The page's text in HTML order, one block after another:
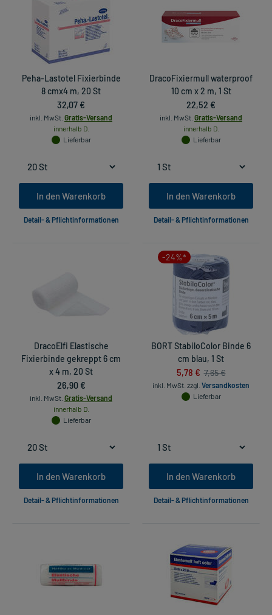
Peha-Lastotel Fixierbinde
8 cmx4 m, 20 St
32,07 €
inkl. MwSt. Gratis-Versand
innerhalb D.
Lieferbar
In den Warenkorb
Detail- & Pflichtinformationen
DracoFixiermull waterproof
10 cm x 2 m, 1 St
22,52 €
inkl. MwSt. Gratis-Versand
innerhalb D.
Lieferbar
In den Warenkorb
Detail- & Pflichtinformationen
DracoElfi Elastische
Fixierbinde gekreppt 6 cm
x 4 m, 20 St
26,90 €
inkl. MwSt. Gratis-Versand
innerhalb D.
Lieferbar
In den Warenkorb
Detail- & Pflichtinformationen
-24%*
BORT StabiloColor Binde 6
cm blau, 1 St
5,78 € 7,65 €
inkl. MwSt. zzgl. Versandkosten
Lieferbar
In den Warenkorb
Detail- & Pflichtinformationen